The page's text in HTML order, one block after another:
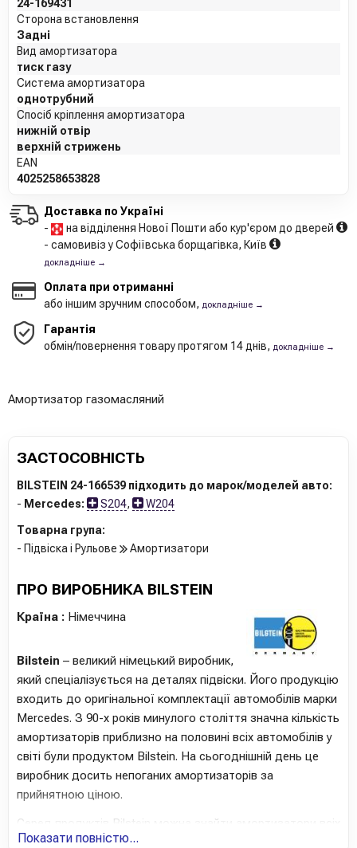
24-169431
Сторона встановлення
Задні
Вид амортизатора
тиск газу
Система амортизатора
однотрубний
Спосіб кріплення амортизатора
нижній отвір
верхній стрижень
EAN
4025258653828
Доставка по Україні
-
на відділення Нової Пошти або кур'єром до дверей
- самовивіз у Софіївська борщагівка, Київ
докладніше →
Оплата при отриманні
або іншим зручним способом, докладніше →
Гарантія
обмін/повернення товару протягом 14 днів, докладніше →
Амортизатор газомасляний
ЗАСТОСОВНІСТЬ
BILSTEIN 24-166539 підходить до марок/моделей авто:
- Mercedes: S204, W204
Товарна група:
- Підвіска і Рульове
Амортизатори
ПРО ВИРОБНИКА BILSTEIN
Країна : Німеччина
Bilstein – великий німецький виробник,
який спеціалізується на деталях підвіски. Його продукцію
входить до оригінальної комплектації автомобілів марки
Mercedes. З 90-х років минулого століття значна кількість
амортизаторів приблизно на половині всіх автомобілів у
світі були продуктом Bilstein. На сьогоднішній день це
виробник досить непоганих амортизаторів за
прийнятною ціною.
Серед продуктів Bilstein можна знайти амортизатори всіх
відомих типів, а також модулі пневмопідвіски, деталі
Показати повністю...